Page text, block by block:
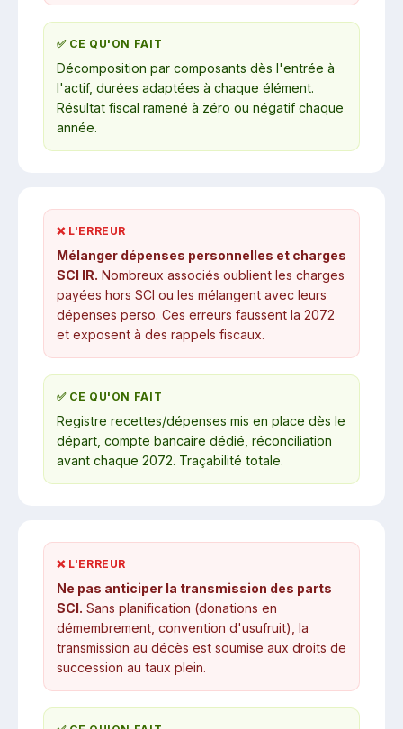
✅ CE QU'ON FAIT
Décomposition par composants dès l'entrée à
l'actif, durées adaptées à chaque élément.
Résultat fiscal ramené à zéro ou négatif chaque
année.
❌ L'ERREUR
Mélanger dépenses personnelles et charges
SCI IR. Nombreux associés oublient les charges
payées hors SCI ou les mélangent avec leurs
dépenses perso. Ces erreurs faussent la 2072
et exposent à des rappels fiscaux.
✅ CE QU'ON FAIT
Registre recettes/dépenses mis en place dès le
départ, compte bancaire dédié, réconciliation
avant chaque 2072. Traçabilité totale.
❌ L'ERREUR
Ne pas anticiper la transmission des parts
SCI. Sans planification (donations en
démembrement, convention d'usufruit), la
transmission au décès est soumise aux droits de
succession au taux plein.